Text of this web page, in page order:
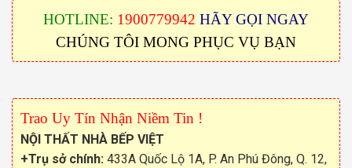
HOTLINE: 1900779942 HÃY GỌI NGAY
CHÚNG TÔI MONG PHỤC VỤ BẠN
Trao Uy Tín Nhận Niềm Tin !
NỘI THẤT NHÀ BẾP VIỆT
+Trụ sở chính: 433A Quốc Lộ 1A, P. An Phú Đông, Q. 12,